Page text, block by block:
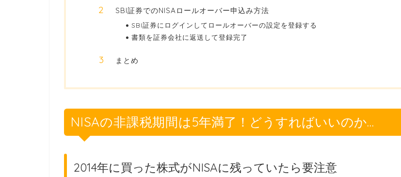
SBI証券でのNISAロールオーバー申込み方法
SBI証券にログインしてロールオーバーの設定を登録する
書類を証券会社に返送して登録完了
まとめ
NISAの非課税期間は5年満了！どうすればいいのか…
2014年に買った株式がNISAに残っていたら要注意